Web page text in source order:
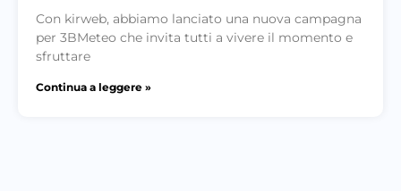
Con kirweb, abbiamo lanciato una nuova campagna
per 3BMeteo che invita tutti a vivere il momento e
sfruttare
Continua a leggere »